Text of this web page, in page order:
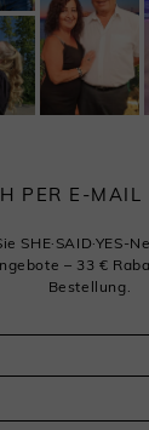
PER E-MAIL
SHE·SAID·YES-
– 33 €
Bestellung.